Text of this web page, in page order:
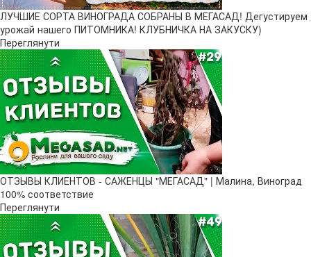
ЛУЧШИЕ СОРТА ВИНОГРАДА СОБРАНЫ В МЕГАСАД! Дегустируем
урожай нашего ПИТОМНИКА! КЛУБНИЧКА НА ЗАКУСКУ)
Переглянути
ОТЗЫВЫ КЛИЕНТОВ - САЖЕНЦЫ "МЕГАСАД" | Малина, Виноград
100% соответствие
Переглянути